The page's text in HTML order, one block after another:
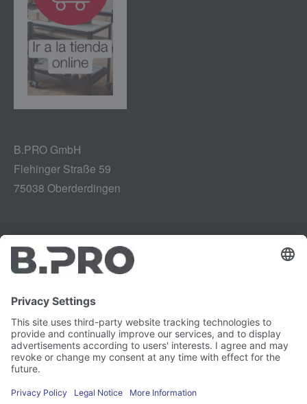
B.PRO GmbH
Flehinger Straße 59
75038 Oberderdingen
Aviso legal
Protección de datos
Referencias legales
Informe de vulnerabilidad
Empleo
Prensa
Boletín de noticias
YouTube